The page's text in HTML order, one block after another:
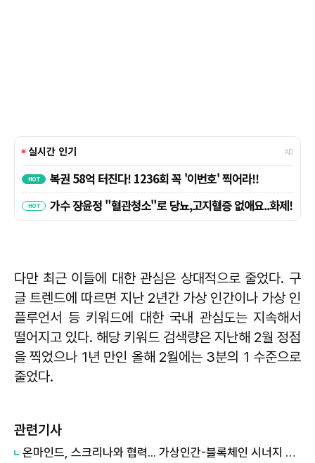
다만 최근 이들에 대한 관심은 상대적으로 줄었다. 구
글 트렌드에 따르면 지난 2년간 가상 인간이나 가상 인
플루언서 등 키워드에 대한 국내 관심도는 지속해서
떨어지고 있다. 해당 키워드 검색량은 지난해 2월 정점
을 찍었으나 1년 만인 올해 2월에는 3분의 1 수준으로
줄었다.
관련기사
​온마인드, 스크리나와 협력... 가상인간-블록체인 시너지 낸다